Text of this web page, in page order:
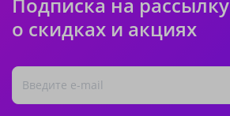
о скидках и акциях